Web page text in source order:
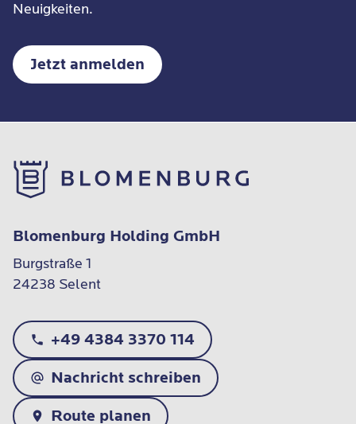
Neuigkeiten.
Jetzt anmelden
Blomenburg Holding GmbH
Burgstraße 1
24238 Selent
+49 4384 3370 114
Nachricht schreiben
Route planen